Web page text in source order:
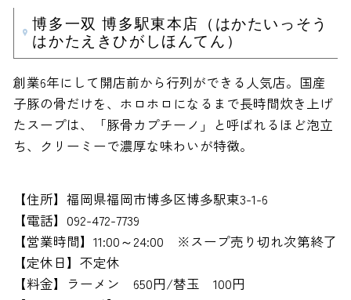
博多一双 博多駅東本店（はかたいっそう
はかたえきひがしほんてん）
創業6年にして開店前から行列ができる人気店。国産
子豚の骨だけを、ホロホロになるまで長時間炊き上げ
たスープは、「豚骨カプチーノ」と呼ばれるほど泡立
ち、クリーミーで濃厚な味わいが特徴。
【住所】福岡県福岡市博多区博多駅東3-1-6
【電話】092-472-7739
【営業時間】11:00～24:00 ※スープ売り切れ次第終了
【定休日】不定休
【料金】ラーメン 650円/替玉 100円